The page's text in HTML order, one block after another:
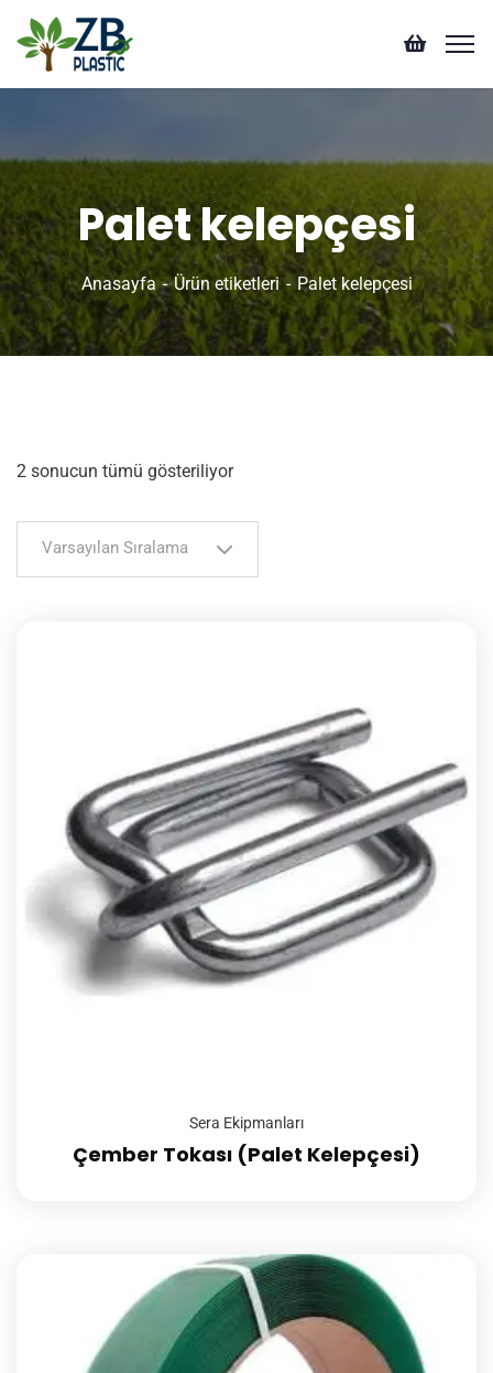
Palet kelepçesi
Anasayfa Ürün etiketleri Palet kelepçesi
2 sonucun tümü gösteriliyor
Varsayılan Sıralama
Sera Ekipmanları
Çember Tokası (Palet Kelepçesi)